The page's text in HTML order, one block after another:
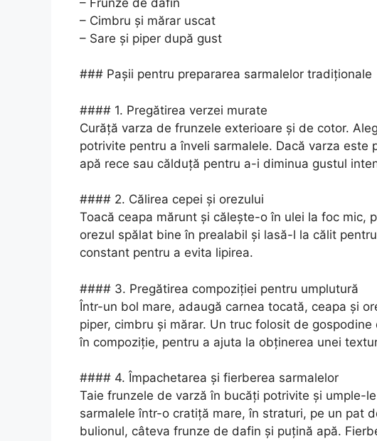
– Cimbru și mărar uscat
– Sare și piper după gust
### Pașii pentru prepararea sarmalelor tradiționale
#### 1. Pregătirea verzei murate
Curăță varza de frunzele exterioare și de cotor.
potrivite pentru a înveli sarmalele. Dacă varza este
apă rece sau călduță pentru a-i diminua gustul
#### 2. Călirea cepei și orezului
Toacă ceapa mărunt și călește-o în ulei la foc mic,
orezul spălat bine în prealabil și lasă-l la călit
constant pentru a evita lipirea.
#### 3. Pregătirea compoziției pentru umplutură
Într-un bol mare, adaugă carnea tocată, ceapa și
piper, cimbru și mărar. Un truc folosit de
în compoziție, pentru a ajuta la obținerea unei
#### 4. Împachetarea și fierberea sarmalelor
Taie frunzele de varză în bucăți potrivite și umple-
sarmalele într-o cratiță mare, în straturi, pe un pat
bulionul, câteva frunze de dafin și puțină apă.